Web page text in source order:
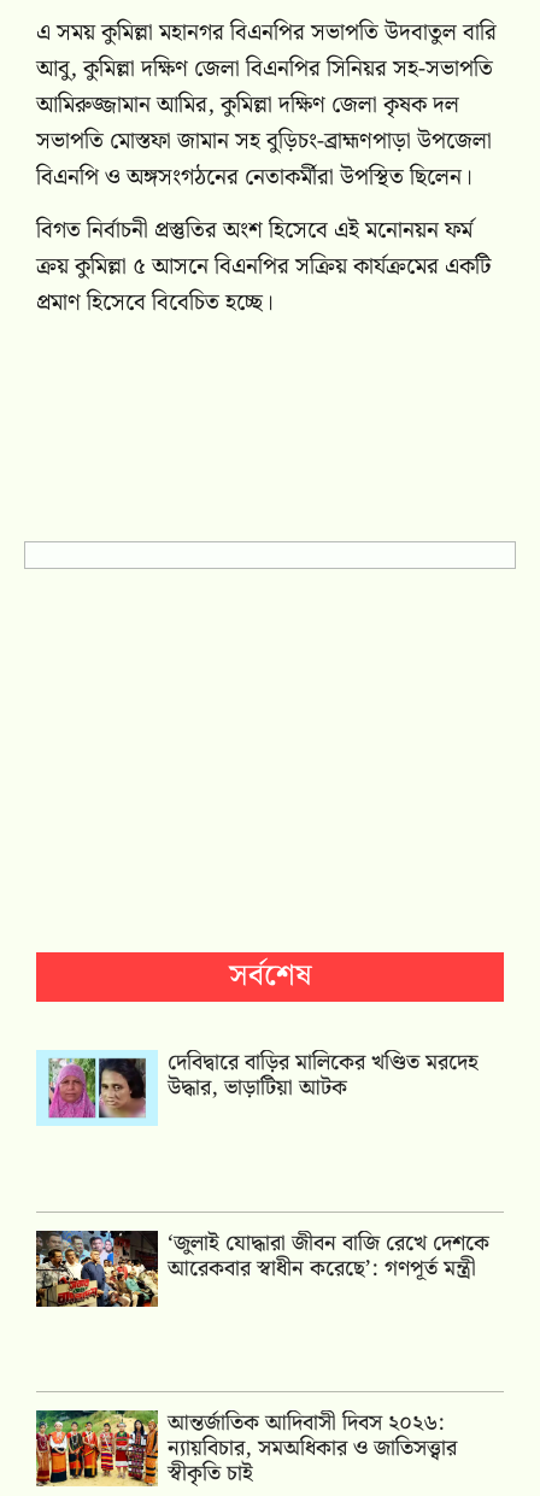
এ সময় কুমিল্লা মহানগর বিএনপির সভাপতি উদবাতুল বারি
আবু, কুমিল্লা দক্ষিণ জেলা বিএনপির সিনিয়র সহ-সভাপতি
আমিরুজ্জামান আমির, কুমিল্লা দক্ষিণ জেলা কৃষক দল
সভাপতি মোস্তফা জামান সহ বুড়িচং-ব্রাহ্মণপাড়া উপজেলা
বিএনপি ও অঙ্গসংগঠনের নেতাকর্মীরা উপস্থিত ছিলেন।
বিগত নির্বাচনী প্রস্তুতির অংশ হিসেবে এই মনোনয়ন ফর্ম
ক্রয় কুমিল্লা ৫ আসনে বিএনপির সক্রিয় কার্যক্রমের একটি
প্রমাণ হিসেবে বিবেচিত হচ্ছে।
সর্বশেষ
দেবিদ্বারে বাড়ির মালিকের খণ্ডিত মরদেহ
উদ্ধার, ভাড়াটিয়া আটক
‘জুলাই যোদ্ধারা জীবন বাজি রেখে দেশকে
আরেকবার স্বাধীন করেছে’: গণপূর্ত মন্ত্রী
আন্তর্জাতিক আদিবাসী দিবস ২০২৬:
ন্যায়বিচার, সমঅধিকার ও জাতিসত্ত্বার
স্বীকৃতি চাই